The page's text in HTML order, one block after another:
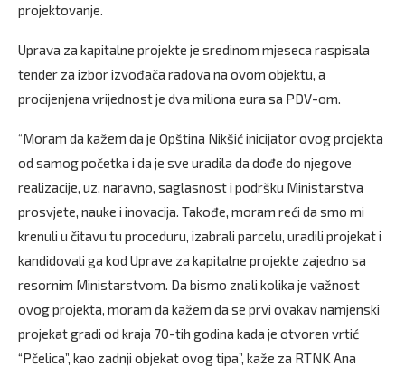
projektovanje.
Uprava za kapitalne projekte je sredinom mjeseca raspisala
tender za izbor izvođača radova na ovom objektu, a
procijenjena vrijednost je dva miliona eura sa PDV-om.
“Moram da kažem da je Opština Nikšić inicijator ovog projekta
od samog početka i da je sve uradila da dođe do njegove
realizacije, uz, naravno, saglasnost i podršku Ministarstva
prosvjete, nauke i inovacija. Takođe, moram reći da smo mi
krenuli u čitavu tu proceduru, izabrali parcelu, uradili projekat i
kandidovali ga kod Uprave za kapitalne projekte zajedno sa
resornim Ministarstvom. Da bismo znali kolika je važnost
ovog projekta, moram da kažem da se prvi ovakav namjenski
projekat gradi od kraja 70-tih godina kada je otvoren vrtić
“Pčelica”, kao zadnji objekat ovog tipa”, kaže za RTNK Ana